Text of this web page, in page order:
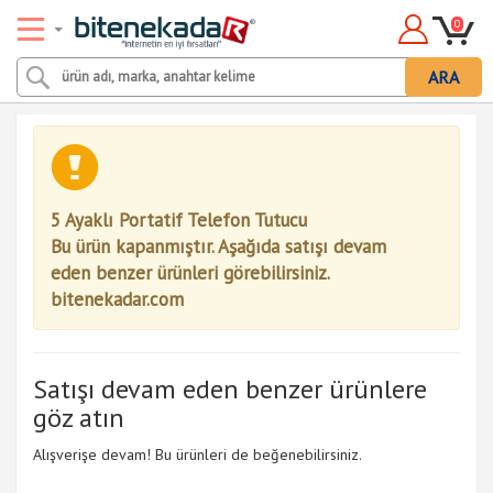
ARA
0
5 Ayaklı Portatif Telefon Tutucu
Bu ürün kapanmıştır. Aşağıda satışı devam
eden benzer ürünleri görebilirsiniz.
bitenekadar.com
Satışı devam eden benzer ürünlere
göz atın
Alışverişe devam! Bu ürünleri de beğenebilirsiniz.